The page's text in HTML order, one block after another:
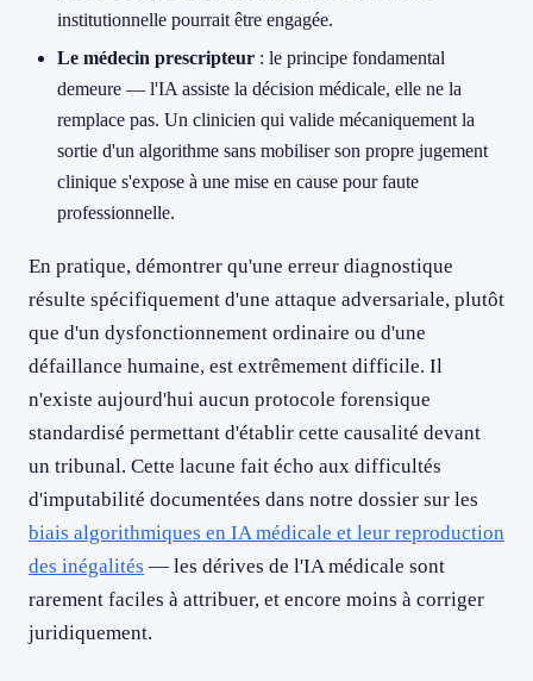
institutionnelle pourrait être engagée.
Le médecin prescripteur : le principe fondamental
demeure — l'IA assiste la décision médicale, elle ne la
remplace pas. Un clinicien qui valide mécaniquement la
sortie d'un algorithme sans mobiliser son propre jugement
clinique s'expose à une mise en cause pour faute
professionnelle.
En pratique, démontrer qu'une erreur diagnostique
résulte spécifiquement d'une attaque adversariale, plutôt
que d'un dysfonctionnement ordinaire ou d'une
défaillance humaine, est extrêmement difficile. Il
n'existe aujourd'hui aucun protocole forensique
standardisé permettant d'établir cette causalité devant
un tribunal. Cette lacune fait écho aux difficultés
d'imputabilité documentées dans notre dossier sur les
biais algorithmiques en IA médicale et leur reproduction
des inégalités — les dérives de l'IA médicale sont
rarement faciles à attribuer, et encore moins à corriger
juridiquement.